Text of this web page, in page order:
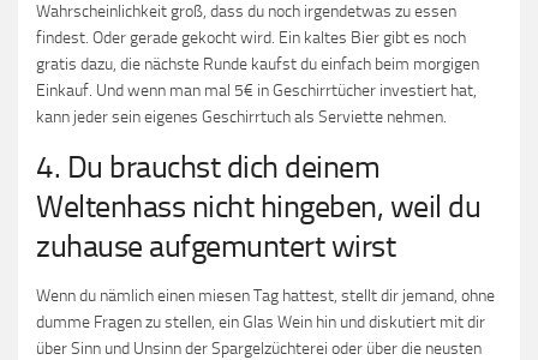
Wahrscheinlichkeit groß, dass du noch irgendetwas zu essen
findest. Oder gerade gekocht wird. Ein kaltes Bier gibt es noch
gratis dazu, die nächste Runde kaufst du einfach beim morgigen
Einkauf. Und wenn man mal 5€ in Geschirrtücher investiert hat,
kann jeder sein eigenes Geschirrtuch als Serviette nehmen.
4. Du brauchst dich deinem
Weltenhass nicht hingeben, weil du
zuhause aufgemuntert wirst
Wenn du nämlich einen miesen Tag hattest, stellt dir jemand, ohne
dumme Fragen zu stellen, ein Glas Wein hin und diskutiert mit dir
über Sinn und Unsinn der Spargelzüchterei oder über die neusten